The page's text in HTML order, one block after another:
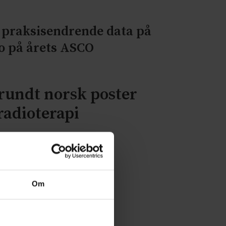
Om
praksisendrende data på
på årets ASCO
norsk poster